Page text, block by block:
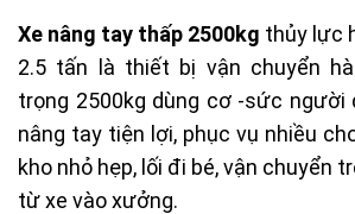
Xe nâng tay thấp 2500kg thủy lực
2.5 tấn là thiết bị vận chuyển
trọng 2500kg dùng cơ -sức người
nâng tay tiện lợi, phục vụ nhiều
kho nhỏ hẹp, lối đi bé, vận chuyển
từ xe vào xưởng.